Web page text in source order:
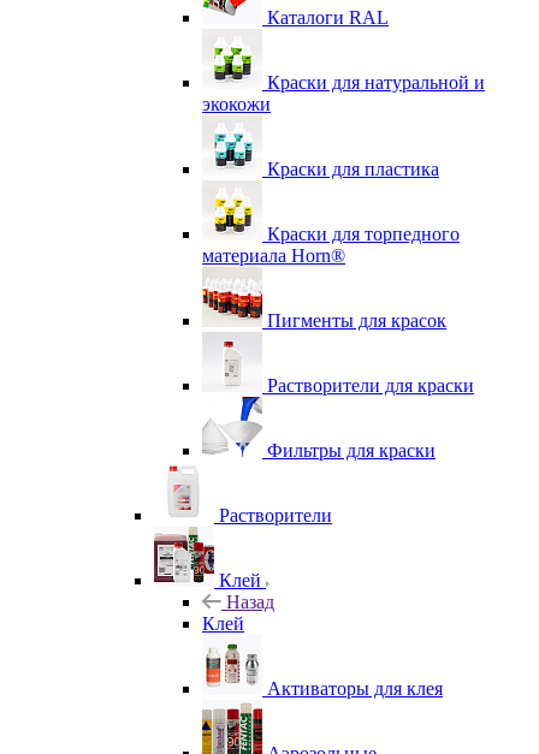
Каталоги RAL
Краски для натуральной и
экокожи
Краски для пластика
Краски для торпедного
материала Horn®
Пигменты для красок
Растворители для краски
Фильтры для краски
Растворители
Клей
Назад
Клей
Активаторы для клея